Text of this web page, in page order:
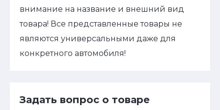
внимание на название и внешний вид
товара! Все представленные товары не
являются универсальными даже для
конкретного автомобиля!
Задать вопрос о товаре